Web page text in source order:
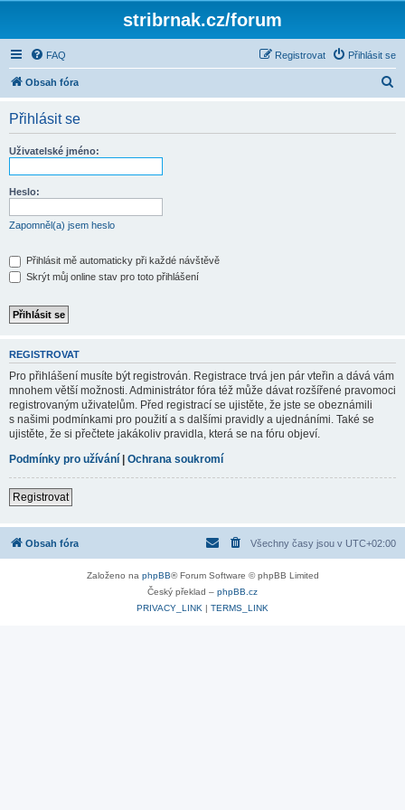
stribrnak.cz/forum
FAQ Přihlásit se
Registrovat
Obsah fóra
Přihlásit se
Uživatelské jméno:
Heslo:
Zapomněl(a) jsem heslo
Přihlásit mě automaticky při každé návštěvě
Skrýt můj online stav pro toto přihlášení
REGISTROVAT
Pro přihlášení musíte být registrován. Registrace trvá jen pár vteřin a dává vám
mnohem větší možnosti. Administrátor fóra též může dávat rozšířené pravomoci
registrovaným uživatelům. Před registrací se ujistěte, že jste se obeznámili
s našimi podmínkami pro použití a s dalšími pravidly a ujednáními. Také se
ujistěte, že si přečtete jakákoliv pravidla, která se na fóru objeví.
Podmínky pro užívání | Ochrana soukromí
Registrovat
Obsah fóra Všechny časy jsou v UTC+02:00
Založeno na phpBB® Forum Software © phpBB Limited
Český překlad – phpBB.cz
PRIVACY_LINK | TERMS_LINK